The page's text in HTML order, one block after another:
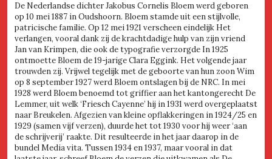
De Nederlandse dichter Jakobus Cornelis Bloem werd geboren
op 10 mei 1887 in Oudshoorn. Bloem stamde uit een stijlvolle,
patricische familie. Op 12 mei 1921 verscheen eindelijk Het
verlangen, vooral dank zij de krachtdadige hulp van zijn vriend
Jan van Krimpen, die ook de typografie verzorgde In 1925
ontmoette Bloem de 19-jarige Clara Eggink. Het volgende jaar
trouwden zij. Vrijwel tegelijk met de geboorte van hun zoon Wim
op 8 september 1927 werd Bloem ontslagen bij de NRC. In mei
1928 werd Bloem benoemd tot griffier aan het kantongerecht De
Lemmer, uit welk ‘Friesch Cayenne’ hij in 1931 werd overgeplaatst
naar Breukelen. Afgezien van kleine opflakkeringen in 1924/25 en
1929 (samen vijf verzen), duurde het tot 1930 voor hij weer ‘aan
de schrijverij’ raakte. Dit resulteerde in het jaar daarop in de
bundel Media vita. Tussen 1934 en 1937, maar vooral in dat